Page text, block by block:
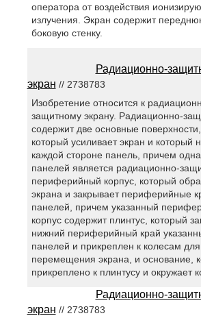
оператора от воздействия
излучения. Экран содержит
боковую стенку.
Радиационно-
экран // 2738783
Изобретение относится к
защитному экрану. Радиационно-
содержит две основные поверхности,
который усиливает экран и который
каждой стороне панель, причем
панелей является радиационно-
периферийный корпус, который
экрана и закрывает периферийные
панелей, причем указанный
корпус содержит плинтус, который
нижний периферийный край
панелей и прикреплен к колесам для
перемещения экрана, и основание,
прикреплено к плинтусу и окружает
Радиационно-
экран // 2738783